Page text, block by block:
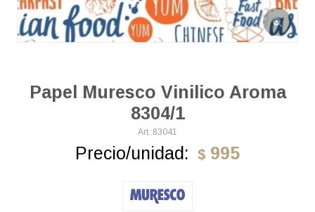
Papel Muresco Vinilico Aroma
8304/1
83041
Precio/unidad: $ 995